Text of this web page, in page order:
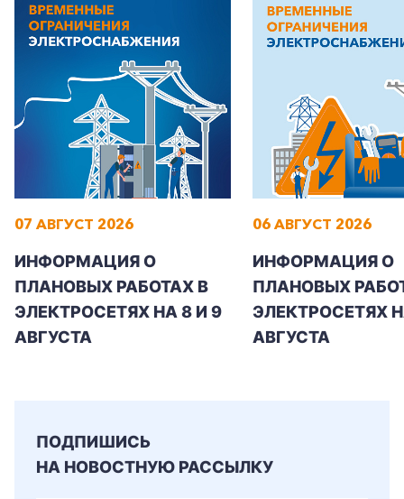
+7-800-700-24-57
Заказать обратный звонок
Частным клиентам
07 АВГУСТ 2026
ИНФОРМАЦИЯ О
ПЛАНОВЫХ РАБОТАХ В
ЭЛЕКТРОСЕТЯХ НА 8 И 9
АВГУСТА
06 АВГУСТ 2026
ИНФОРМАЦИЯ О
ПЛАНОВЫХ
ЭЛЕКТРОСЕТЯХ
АВГУСТА
ПОДПИШИСЬ
НА НОВОСТНУЮ РАССЫЛКУ